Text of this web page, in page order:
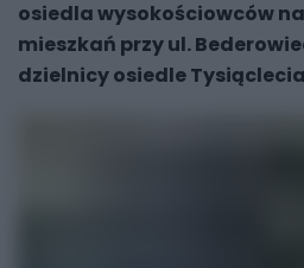
osiedla wysokościowców
mieszkań przy ul.
dzielnicy osiedle